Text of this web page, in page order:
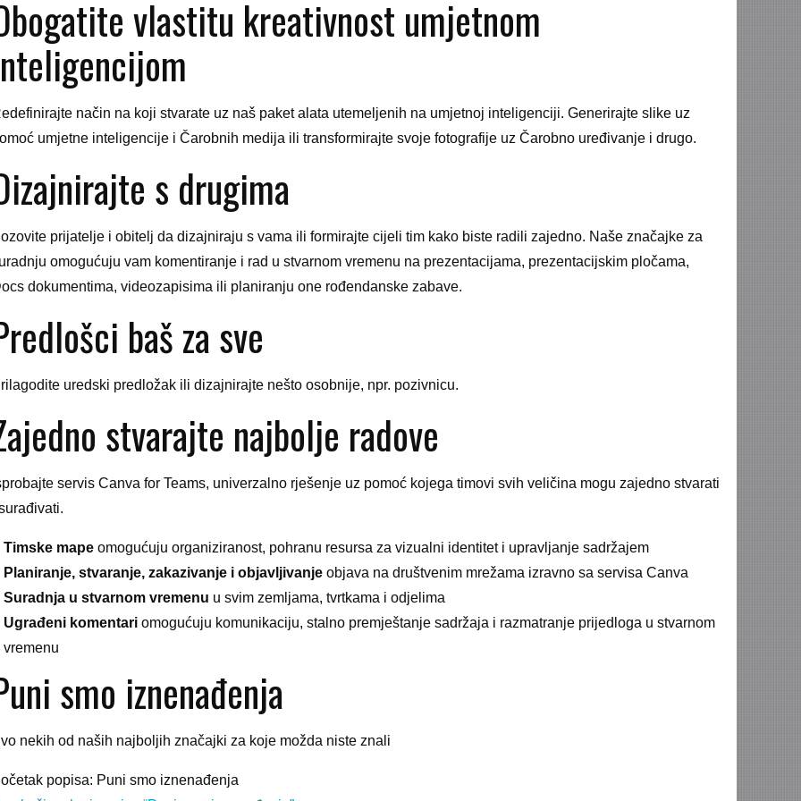
vlastitu kreativnost umjetnom
način na koji stvarate uz naš paket alata utemeljenih na umjetnoj inteligenciji. Generirajte slike uz
umjetne inteligencije i Čarobnih medija ili transformirajte svoje fotografije uz Čarobno uređivanje i drugo.
s drugima
prijatelje i obitelj da dizajniraju s vama ili formirajte cijeli tim kako biste radili zajedno. Naše značajke za
omogućuju vam komentiranje i rad u stvarnom vremenu na prezentacijama, prezentacijskim pločama,
dokumentima, videozapisima ili planiranju one rođendanske zabave.
baš za sve
uredski predložak ili dizajnirajte nešto osobnije, npr. pozivnicu.
stvarajte najbolje radove
servis Canva for Teams, univerzalno rješenje uz pomoć kojega timovi svih veličina mogu zajedno stvarati
Timske mape omogućuju organiziranost, pohranu resursa za vizualni identitet i upravljanje sadržajem
Planiranje, stvaranje, zakazivanje i objavljivanje objava na društvenim mrežama izravno sa servisa Canva
Suradnja u stvarnom vremenu u svim zemljama, tvrtkama i odjelima
Ugrađeni komentari omogućuju komunikaciju, stalno premještanje sadržaja i razmatranje prijedloga u stvarnom
vremenu
smo iznenađenja
nekih od naših najboljih značajki za koje možda niste znali
popisa: Puni smo iznenađenja